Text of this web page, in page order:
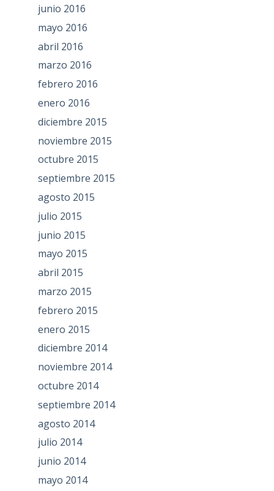
junio 2016
mayo 2016
abril 2016
marzo 2016
febrero 2016
enero 2016
diciembre 2015
noviembre 2015
octubre 2015
septiembre 2015
agosto 2015
julio 2015
junio 2015
mayo 2015
abril 2015
marzo 2015
febrero 2015
enero 2015
diciembre 2014
noviembre 2014
octubre 2014
septiembre 2014
agosto 2014
julio 2014
junio 2014
mayo 2014